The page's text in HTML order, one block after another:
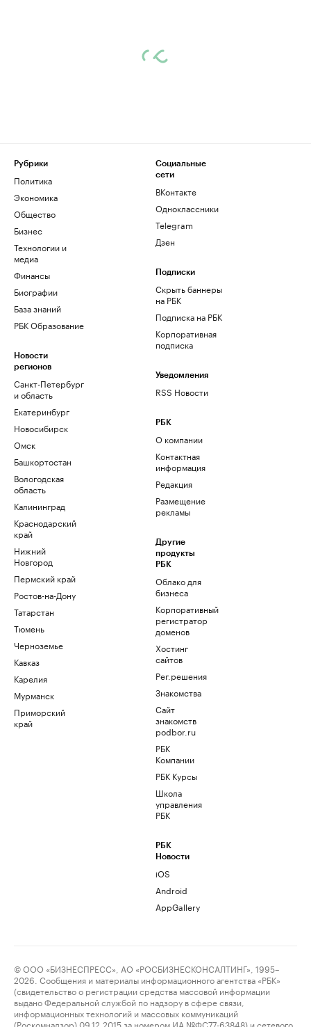
Рубрики
Политика
Экономика
Общество
Бизнес
Технологии и
медиа
Финансы
Биографии
База знаний
РБК Образование
Новости
регионов
Санкт-Петербург
и область
Екатеринбург
Новосибирск
Омск
Башкортостан
Вологодская
область
Калининград
Краснодарский
край
Нижний
Новгород
Пермский край
Ростов-на-Дону
Татарстан
Тюмень
Черноземье
Кавказ
Карелия
Мурманск
Приморский
край
Социальные
сети
ВКонтакте
Одноклассники
Telegram
Дзен
Подписки
Скрыть баннеры
на РБК
Подписка на РБК
Корпоративная
подписка
Уведомления
RSS Новости
РБК
О компании
Контактная
информация
Редакция
Размещение
рекламы
Другие
продукты
РБК
Облако для
бизнеса
Корпоративный
регистратор
доменов
Хостинг
сайтов
Рег.решения
Знакомства
Сайт
знакомств
podbor.ru
РБК
Компании
РБК Курсы
Школа
управления
РБК
РБК
Новости
iOS
Android
AppGallery
© ООО «БИЗНЕСПРЕСС», АО «РОСБИЗНЕСКОНСАЛТИНГ», 1995–
2026. Сообщения и материалы информационного агентства «РБК»
(свидетельство о регистрации средства массовой информации
выдано Федеральной службой по надзору в сфере связи,
информационных технологий и массовых коммуникаций
(Роскомнадзор) 09.12.2015 за номером ИА №ФС77-63848) и сетевого